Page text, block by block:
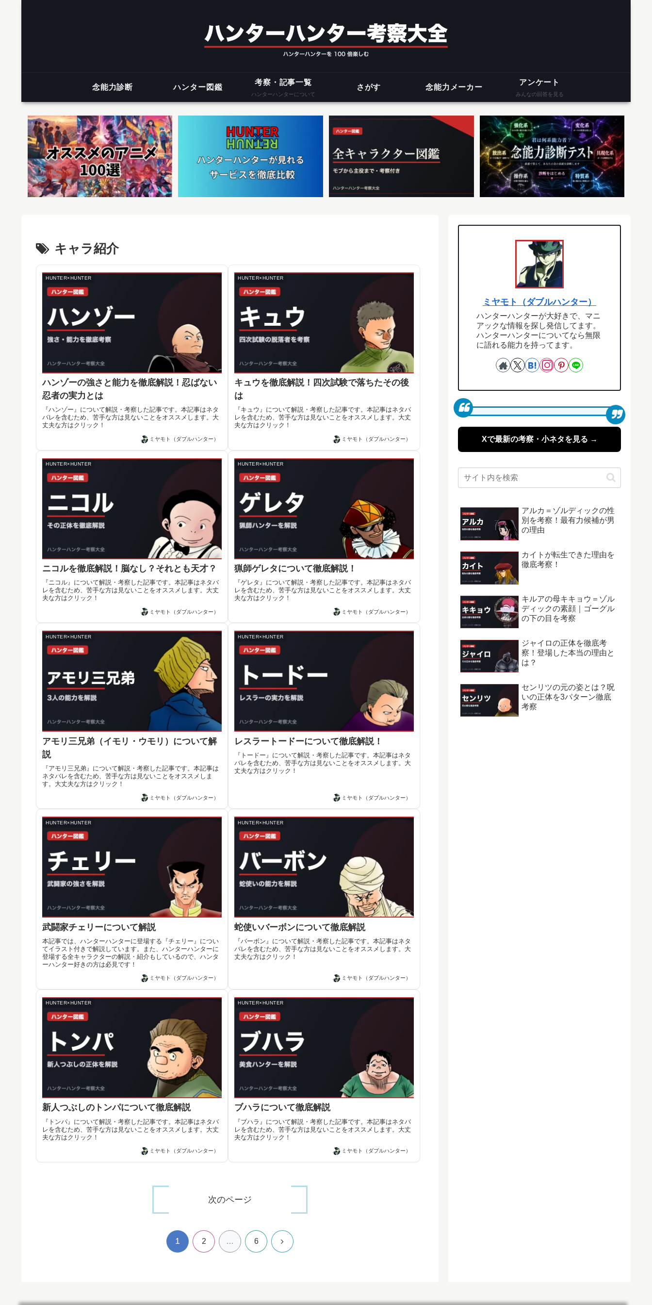
念能力診断 ハンター図鑑
考察・記事一覧
ハンターハンターについて
さがす 念能力メーカー
アンケート
みんなの回答を見る
キャラ紹介
HUNTER×HUNTER
ハンゾーの強さと能力を徹底解説！忍ばない
忍者の実力とは
『ハンゾー』について解説・考察した記事です。本記事はネタ
バレを含むため、苦手な方は見ないことをオススメします。大
丈夫な方はクリック！
ミヤモト（ダブルハンター）
HUNTER×HUNTER
キュウを徹底解説！四次試験で落ちたその後
は
『キュウ』について解説・考察した記事です。本記事はネタバ
レを含むため、苦手な方は見ないことをオススメします。大丈
夫な方はクリック！
ミヤモト（ダブルハンター）
HUNTER×HUNTER
ニコルを徹底解説！脳なし？それとも天才？
『ニコル』について解説・考察した記事です。本記事はネタバ
レを含むため、苦手な方は見ないことをオススメします。大丈
夫な方はクリック！
ミヤモト（ダブルハンター）
HUNTER×HUNTER
猟師ゲレタについて徹底解説！
『ゲレタ』について解説・考察した記事です。本記事はネタバ
レを含むため、苦手な方は見ないことをオススメします。大丈
夫な方はクリック！
ミヤモト（ダブルハンター）
HUNTER×HUNTER
アモリ三兄弟（イモリ・ウモリ）について解
説
『アモリ三兄弟』について解説・考察した記事です。本記事は
ネタバレを含むため、苦手な方は見ないことをオススメしま
す。大丈夫な方はクリック！
ミヤモト（ダブルハンター）
HUNTER×HUNTER
レスラートードーについて徹底解説！
『トードー』について解説・考察した記事です。本記事はネタ
バレを含むため、苦手な方は見ないことをオススメします。大
丈夫な方はクリック！
ミヤモト（ダブルハンター）
HUNTER×HUNTER
武闘家チェリーについて解説
本記事では、ハンターハンターに登場する『チェリー』につい
てイラスト付きで解説しています。また、ハンターハンターに
登場する全キャラクターの解説・紹介もしているので、ハンタ
ーハンター好きの方は必見です！
ミヤモト（ダブルハンター）
HUNTER×HUNTER
蛇使いバーボンについて徹底解説
『バーボン』について解説・考察した記事です。本記事はネタ
バレを含むため、苦手な方は見ないことをオススメします。大
丈夫な方はクリック！
ミヤモト（ダブルハンター）
HUNTER×HUNTER
新人つぶしのトンパについて徹底解説
『トンパ』について解説・考察した記事です。本記事はネタバ
レを含むため、苦手な方は見ないことをオススメします。大丈
夫な方はクリック！
ミヤモト（ダブルハンター）
HUNTER×HUNTER
ブハラについて徹底解説
『ブハラ』について解説・考察した記事です。本記事はネタバ
レを含むため、苦手な方は見ないことをオススメします。大丈
夫な方はクリック！
ミヤモト（ダブルハンター）
次のページ
1 2 … 6 次
ミヤモト（ダブルハンター）
ハンターハンターが大好きで、マニ
アックな情報を探し発信してます。
ハンターハンターについてなら無限
に語れる能力を持ってます。
Xで最新の考察・小ネタを見る →
アルカ＝ゾルディックの性
別を考察！最有力候補が男
の理由
カイトが転生できた理由を
徹底考察！
キルアの母キキョウ＝ゾル
ディックの素顔｜ゴーグル
の下の目を考察
ジャイロの正体を徹底考
察！登場した本当の理由と
は？
センリツの元の姿とは？呪
いの正体を3パターン徹底
考察